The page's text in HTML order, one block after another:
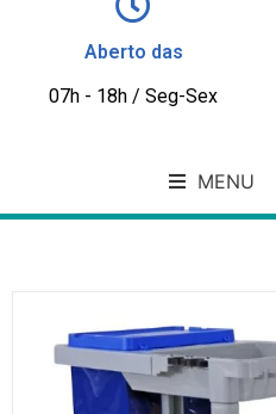
Aberto das
07h - 18h / Seg-Sex
MENU